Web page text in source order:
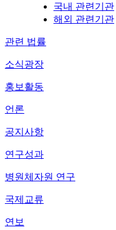
국내 관련기관
해외 관련기관
관련 법률
소식광장
홍보활동
언론
공지사항
연구성과
병원체자원 연구
국제교류
연보